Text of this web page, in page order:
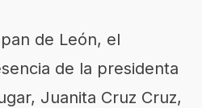
de León, el
de la presidenta
Juanita Cruz Cruz,